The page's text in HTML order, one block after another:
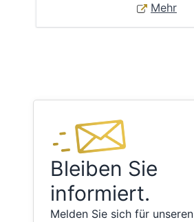
Mehr
Bleiben Sie
informiert.
Melden Sie sich für unseren